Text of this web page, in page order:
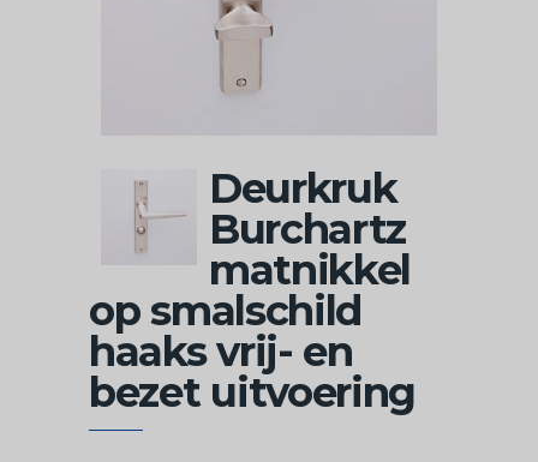
Deurkruk
Burchartz
matnikkel
op smalschild
haaks vrij- en
bezet uitvoering